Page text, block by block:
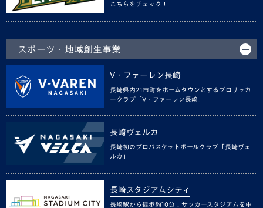
こちらをチェック！
スポーツ・地域創生事業
V・ファーレン長崎
長崎県内21市町をホームタウンとするプロサッカ
ークラブ「V・ファーレン長崎」
長崎ヴェルカ
長崎初のプロバスケットボールクラブ「長崎ヴェ
ルカ」
長崎スタジアムシティ
長崎駅から徒歩約10分！サッカースタジアムを中